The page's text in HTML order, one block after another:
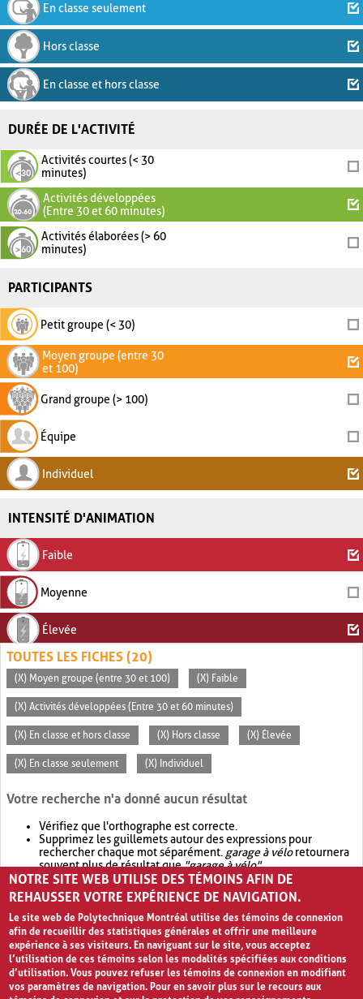
En classe seulement
Hors classe
En classe et hors classe
DURÉE DE L'ACTIVITÉ
Activités courtes (< 30
minutes)
Activités développées
(Entre 30 et 60 minutes)
Activités élaborées (> 60
minutes)
PARTICIPANTS
Petit groupe (< 30)
Moyen groupe (entre 30
et 100)
Grand groupe (> 100)
Équipe
Individuel
INTENSITÉ D'ANIMATION
Faible
Moyenne
Élevée
TOUTES LES FICHES (20)
(X) Moyen groupe (entre 30 et 100) (X) Faible
(X) Activités développées (Entre 30 et 60 minutes)
(X) En classe et hors classe (X) Hors classe (X) Élevée
(X) En classe seulement (X) Individuel
Votre recherche n'a donné aucun résultat
Vérifiez que l'orthographe est correcte.
Supprimez les guillemets autour des expressions pour
rechercher chaque mot séparément. garage à véloretournera
souvent plus de résultat que"garage à vélo".
Envisagez d'élargir votre recherche avec OR.garage OR vélo
retournera souvent plus de résultat quegarage à vélo
NOTRE SITE WEB UTILISE DES TÉMOINS AFIN DE
REHAUSSER VOTRE EXPÉRIENCE DE NAVIGATION.
Le site web de Polytechnique Montréal utilise des témoins de connexion
afin de recueillir des statistiques générales et offrir une meilleure
expérience à ses visiteurs. En naviguant sur le site, vous acceptez
l’utilisation de ces témoins selon les modalités spécifiées aux conditions
d’utilisation. Vous pouvez refuser les témoins de connexion en modifiant
vos paramètres de navigation. Pour en savoir plus sur le recours aux